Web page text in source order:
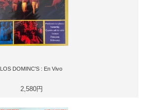
LOS DOMINC'S : En Vivo
2,580円